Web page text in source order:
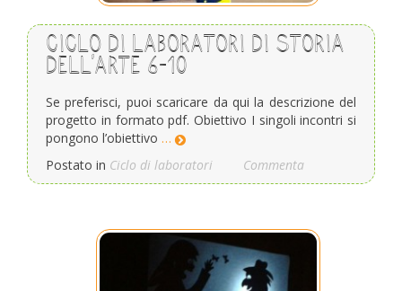
Ciclo di laboratori di storia
dell’arte 6-10
Se preferisci, puoi scaricare da qui la descrizione del
progetto in formato pdf. Obiettivo I singoli incontri si
pongono l’obiettivo …
Postato in Ciclo di laboratori Commenta